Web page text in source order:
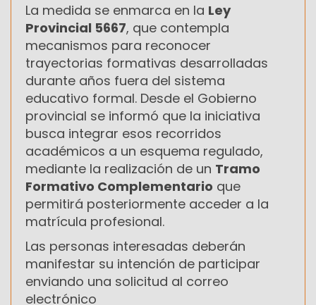
La medida se enmarca en la Ley
Provincial 5667, que contempla
mecanismos para reconocer
trayectorias formativas desarrolladas
durante años fuera del sistema
educativo formal. Desde el Gobierno
provincial se informó que la iniciativa
busca integrar esos recorridos
académicos a un esquema regulado,
mediante la realización de un Tramo
Formativo Complementario que
permitirá posteriormente acceder a la
matrícula profesional.
Las personas interesadas deberán
manifestar su intención de participar
enviando una solicitud al correo
electrónico